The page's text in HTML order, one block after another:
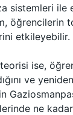
sistemleri ile
öğrencilerin
etkileyebilir.
ise,
ve yeniden
ne